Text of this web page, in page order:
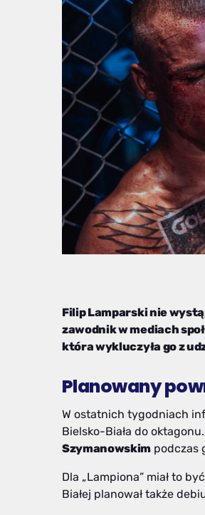
Filip Lamparski nie
zawodnik w mediach
która wykluczyła go z
Planowany
W ostatnich tygodniach
Bielsko-Biała do
Szymanowskim podczas
Dla „Lampiona” miał to
Białej planował także